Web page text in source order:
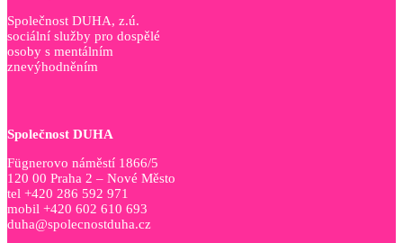
Společnost DUHA, z.ú.
sociální služby pro dospělé
osoby s mentálním
znevýhodněním
Společnost DUHA
Fügnerovo náměstí 1866/5
120 00 Praha 2 – Nové Město
tel +420 286 592 971
mobil +420 602 610 693
duha@spolecnostduha.cz